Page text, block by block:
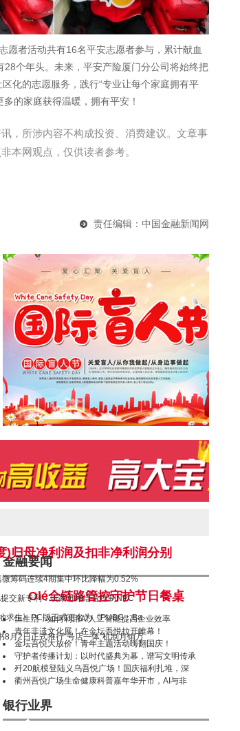
愿者活动共有16名平安志愿者参与，累计献血
个年头。未来，平安产险厦门分公司将始终把
化的志愿服务，践行“专业让每个家庭拥有平
的家庭获得温暖，拥有平安！
，所涉内容不构成投资、消费建议。文章事
本网观点，仅供读者参考。
责任编辑：中国金融新闻网
)归母净利润及扣非净利润分别
微筹码连续4期集中环比降幅为0.52%
提交新专利：玩家可用语音控制NPC
地求生》PC版正式更名为《PUBG：Ba
8月2日正式推行“号店一体”机制月销万
金融要闻
Olé全链路管控守护节日餐桌
恒生活：如何利用AI人工智能提高企业效率
青年非遗文化展！在金坛吾悦拉开帷幕！
金坛吾悦大放价！青年主题活动嗨翻国庆！
守护者传播计划：以时代盛典为幕，谱写文明传承
歼20航模登陆义乌吾悦广场！国庆福利扎堆，深
衢州吾悦广场生命健康科普嘉年华开市，AI与非
银行业界